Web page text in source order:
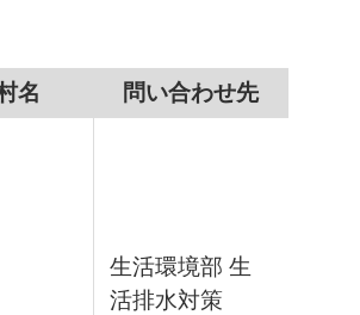
名 問い合わせ先
生活環境部 生
活排水対策